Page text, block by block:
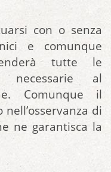
con o senza
e comunque
tutte le
necessarie al
Comunque il
di
ne garantisca la